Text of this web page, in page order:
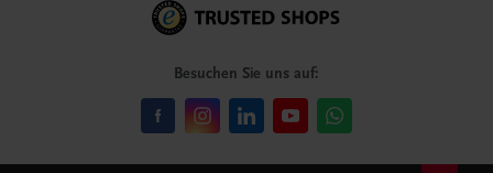
Besuchen Sie uns auf: